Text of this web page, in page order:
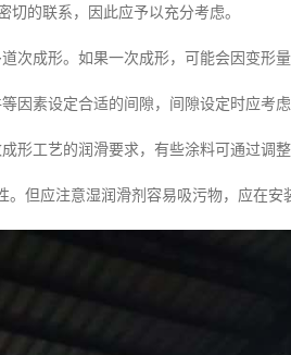
的联系，因此应予以充分考虑。
次成形。如果一次成形，可能会因变形
因素设定合适的间隙，间隙设定时应考虑
形工艺的润滑要求，有些涂料可通过调
但应注意湿润滑剂容易吸污物，应在安